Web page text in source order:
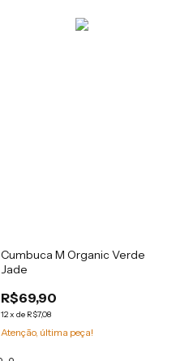
Cumbuca M Organic Verde
Jade
R$69,90
12x de R$7,08
Atenção, última peça!